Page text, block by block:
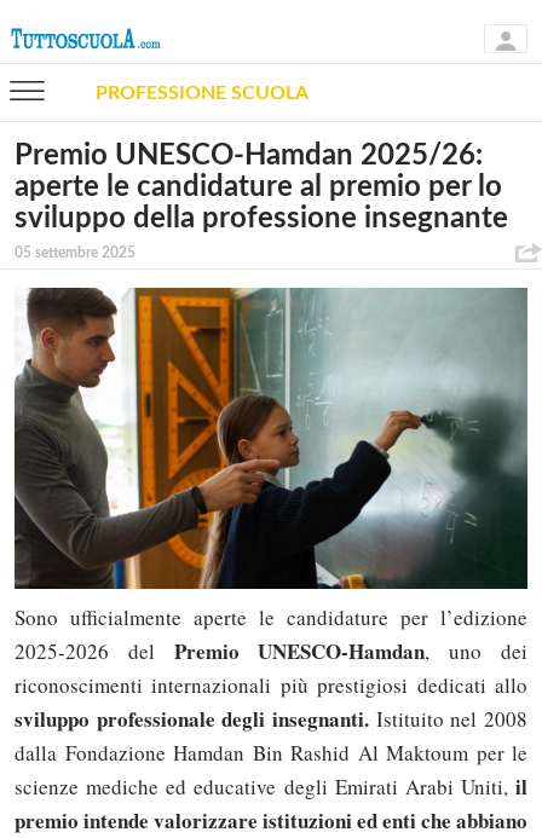
PROFESSIONE SCUOLA
Premio UNESCO-Hamdan 2025/26:
aperte le candidature al premio per lo
sviluppo della professione insegnante
05 settembre 2025
Sono ufficialmente aperte le candidature per l’edizione
2025-2026 del Premio UNESCO-Hamdan, uno dei
riconoscimenti internazionali più prestigiosi dedicati allo
sviluppo professionale degli insegnanti. Istituito nel 2008
dalla Fondazione Hamdan Bin Rashid Al Maktoum per le
scienze mediche ed educative degli Emirati Arabi Uniti,il
premio intende valorizzare istituzioni ed enti che abbiano